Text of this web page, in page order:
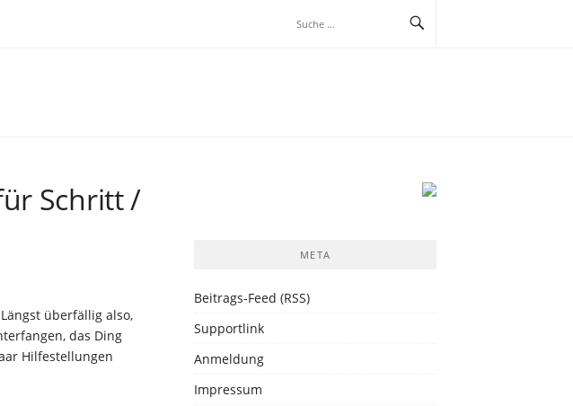
Schritt /
überfällig also,
das Ding
Hilfestellungen
META
Beitrags-Feed (RSS)
Supportlink
Anmeldung
Impressum